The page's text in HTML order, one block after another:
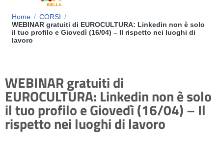
Home / CORSI /
WEBINAR gratuiti di EUROCULTURA: Linkedin non è solo
il tuo profilo e Giovedì (16/04) – Il rispetto nei luoghi di
lavoro
WEBINAR gratuiti di
EUROCULTURA: Linkedin non è solo
il tuo profilo e Giovedì (16/04) – Il
rispetto nei luoghi di lavoro